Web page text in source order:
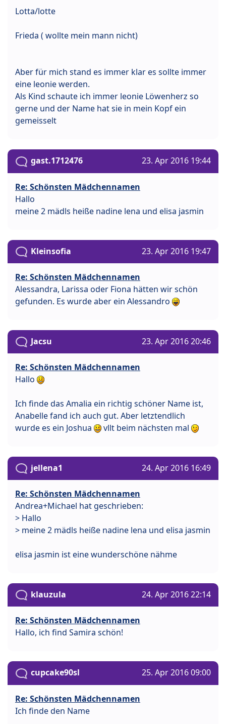
Lotta/lotte
Frieda ( wollte mein mann nicht)
Aber für mich stand es immer klar es sollte immer
eine leonie werden.
Als Kind schaute ich immer leonie Löwenherz so
gerne und der Name hat sie in mein Kopf ein
gemeisselt
gast.1712476 23. Apr 2016 19:44
Re: Schönsten Mädchennamen
Hallo
meine 2 mädls heiße nadine lena und elisa jasmin
Kleinsofia 23. Apr 2016 19:47
Re: Schönsten Mädchennamen
Alessandra, Larissa oder Fiona hätten wir schön
gefunden. Es wurde aber ein Alessandro
Jacsu 23. Apr 2016 20:46
Re: Schönsten Mädchennamen
Hallo
Ich finde das Amalia ein richtig schöner Name ist,
Anabelle fand ich auch gut. Aber letztendlich
wurde es ein Joshua
vllt beim nächsten mal
jellena1 24. Apr 2016 16:49
Re: Schönsten Mädchennamen
Andrea+Michael hat geschrieben:
> Hallo
> meine 2 mädls heiße nadine lena und elisa jasmin
elisa jasmin ist eine wunderschöne nähme
klauzula 24. Apr 2016 22:14
Re: Schönsten Mädchennamen
Hallo, ich find Samira schön!
cupcake90sl 25. Apr 2016 09:00
Re: Schönsten Mädchennamen
Ich finde den Name